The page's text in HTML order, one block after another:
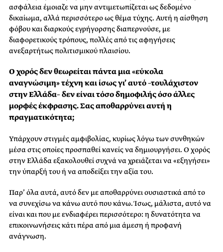
ασφάλεια έμοιαζε να μην αντιμετωπίζεται ως δεδομένο
δικαίωμα, αλλά περισσότερο ως θέμα τύχης. Αυτή η αίσθηση
φόβου και διαρκούς εγρήγορσης διαπερνούσε, με
διαφορετικούς τρόπους, πολλές από τις αφηγήσεις
ανεξαρτήτως πολιτισμικού πλαισίου.
Ο χορός δεν θεωρείται πάντα μια «εύκολα
αναγνώσιμη» τέχνη και ίσως γι’ αυτό –τουλάχιστον
στην Ελλάδα– δεν είναι τόσο δημοφιλής όσο άλλες
μορφές έκφρασης. Σας αποθαρρύνει αυτή η
πραγματικότητα;
Υπάρχουν στιγμές αμφιβολίας, κυρίως λόγω των συνθηκών
μέσα στις οποίες προσπαθεί κανείς να δημιουργήσει. Ο χορός
στην Ελλάδα εξακολουθεί συχνά να χρειάζεται να «εξηγήσει»
την ύπαρξή του ή να αποδείξει την αξία του.
Παρ’ όλα αυτά, αυτό δεν με αποθαρρύνει ουσιαστικά από το
να συνεχίσω να κάνω αυτό που κάνω. Ίσως, μάλιστα, αυτό να
είναι και που με ενδιαφέρει περισσότερο: η δυνατότητα να
επικοινωνήσεις κάτι πέρα από μια άμεση ή προφανή
ανάγνωση.